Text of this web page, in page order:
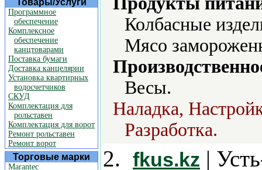
Товары/Услуги
Программное
обеспечение
Комплексное
обеспечение
канцтоварами
Поставка бумаги
Доставка канцелярии
Установка квартирных
водосчетчиков
СКУД
Комплектация для
рольставен
Комплектация для ворот
Ремонт рольставен
Ремонт ворот
Торговые марки
Marantec
Колбасные
Мясо
Весы.
Наладка,
Разработка.
2. fkus.kz |